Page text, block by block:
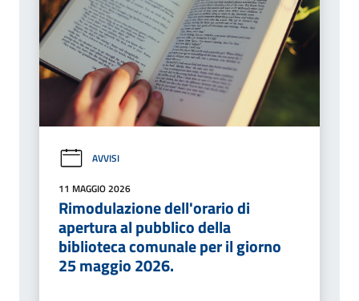
AVVISI
11 MAGGIO 2026
Rimodulazione dell'orario di
apertura al pubblico della
biblioteca comunale per il giorno
25 maggio 2026.